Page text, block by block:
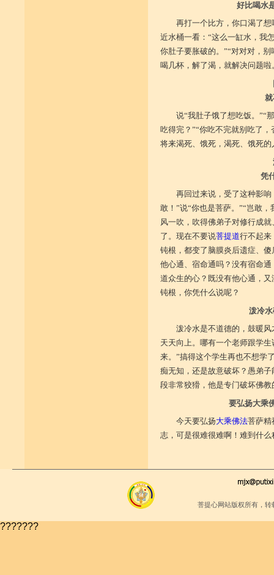
好比喝水
再打一个比方，你口渴了
近水桶一看：“这么一缸水，我
你肚子要胀破的。”“对对对，
喝几杯，解了渴，就解决问题啦
说“我肚子饿了想吃饭。”“
吃得完？”“你吃不完就别吃了
将来渴死、饿死，渴死、饿死
凭
再回过来说，受了这种影响
敢！”说“你也是菩萨。”“岂敢
风一吹，吹得佛弟子对修行成
了。现在不要说菩提道行不起来
钝根，都变了脑膜炎后遗症、
他心通、宿命通吗？没有宿命
道众生的心？既没有他心通，
钝根，你凭什么说呢？
泼冷
泼冷水是不道德的，鼓暖
天天向上。哪有一个老师跟学
来。”搞得这个学生再也不想学
痴无知，还是故意破坏？愚弟
段非常狡猾，他是专门破坏佛教
要弘扬大乘
今天要弘扬大乘佛法菩萨精
志，可是很难很难啊！难到什
菩提心网站版权所有，
???????